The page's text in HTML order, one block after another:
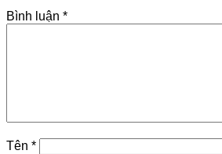
Bình luận *
Tên *